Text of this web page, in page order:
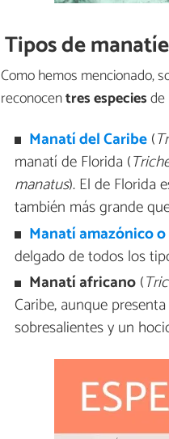
Tipos de
Como hemos mencionado,
reconocentresespeciesde
Manatí del Caribe(
manatí de Florida (
manatus). El de Florida
también más grande
Manatí amazónico
delgado de todos los
Manatí africano(
Caribe, aunque
sobresalientes y un